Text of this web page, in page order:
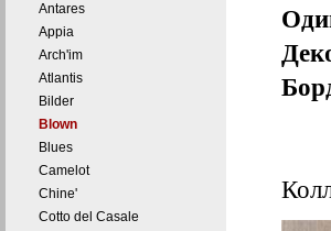
Antares
Appia
Arch'im
Atlantis
Bilder
Blown
Blues
Camelot
Chine'
Cotto del Casale